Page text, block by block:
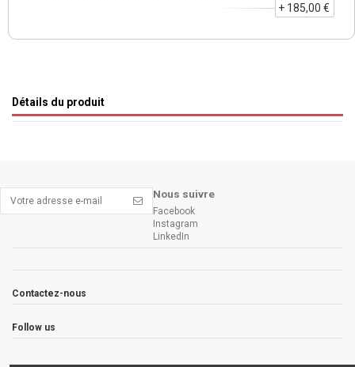
+ 185,00 €
Détails du produit
Nous suivre
Facebook
Instagram
LinkedIn
Contactez-nous
Follow us